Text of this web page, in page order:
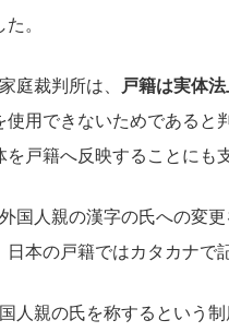
。
庭裁判所は、 戸籍は実体
用できないためであると
を戸籍へ反映することにも
国人親の漢字の氏への変
本の戸籍ではカタカナで
人親の氏を称するという